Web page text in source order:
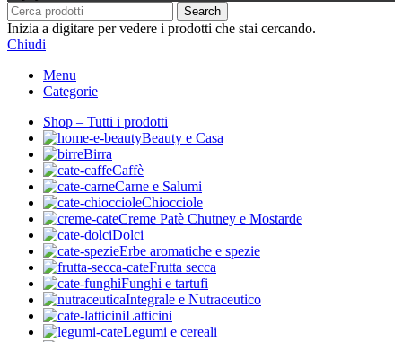
Search
Inizia a digitare per vedere i prodotti che stai cercando.
Chiudi
Menu
Categorie
Shop – Tutti i prodotti
Beauty e Casa
Birra
Caffè
Carne e Salumi
Chiocciole
Creme Patè Chutney e Mostarde
Dolci
Erbe aromatiche e spezie
Frutta secca
Funghi e tartufi
Integrale e Nutraceutico
Latticini
Legumi e cereali